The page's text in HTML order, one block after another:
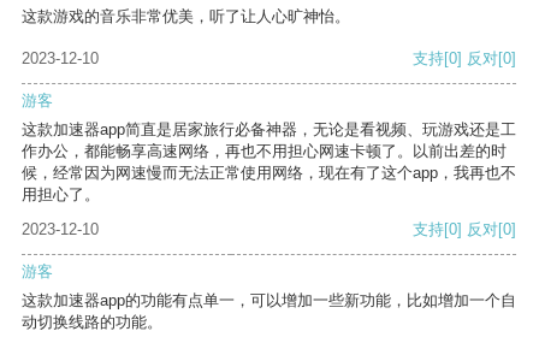
这款游戏的音乐非常优美，听了让人心旷神怡。
2023-12-10 支持[0] 反对[0]
游客
这款加速器app简直是居家旅行必备神器，无论是看视频、玩游戏还是工
作办公，都能畅享高速网络，再也不用担心网速卡顿了。以前出差的时
候，经常因为网速慢而无法正常使用网络，现在有了这个app，我再也不
用担心了。
2023-12-10
支持[0] 反对[0]
游客
这款加速器app的功能有点单一，可以增加一些新功能，比如增加一个自
动切换线路的功能。